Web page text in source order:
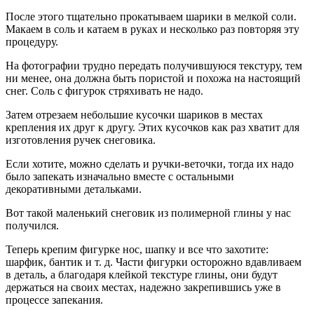
После этого тщательно прокатываем шарики в мелкой соли.
Макаем в соль и катаем в руках и несколько раз повторяя эту
процедуру.
На фотографии трудно передать получившуюся текстуру, тем
ни менее, она должна быть пористой и похожа на настоящий
снег. Соль с фигурок стряхивать не надо.
Затем отрезаем небольшие кусочки шариков в местах
крепления их друг к другу. Этих кусочков как раз хватит для
изготовления ручек снеговика.
Если хотите, можно сделать и ручки-веточки, тогда их надо
было запекать изначально вместе с остальными
декоративными детальками.
Вот такой маленький снеговик из полимерной глины у нас
получился.
Теперь крепим фигурке нос, шапку и все что захотите:
шарфик, бантик и т. д. Части фигурки осторожно вдавливаем
в деталь, а благодаря клейкой текстуре глины, они будут
держаться на своих местах, надежно закрепившись уже в
процессе запекания.